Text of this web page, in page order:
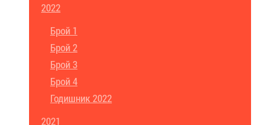
2022
Брой 1
Брой 2
Брой 3
Брой 4
Годишник 2022
2021